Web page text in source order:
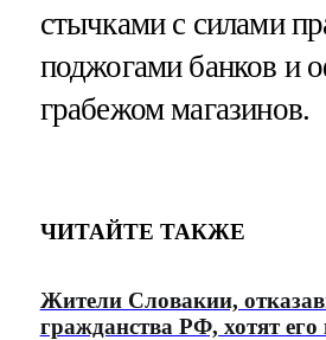
стычками с силами
поджогами банков и
грабежом магазинов.
ЧИТАЙТЕ ТАКЖЕ
Жители Словакии,
гражданства РФ, хотят его